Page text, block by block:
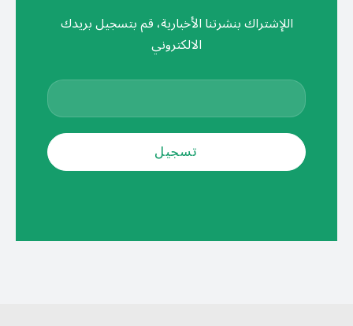
اللإشتراك بنشرتنا الأخبارية، قم بتسجيل بريدك
الالكتروني